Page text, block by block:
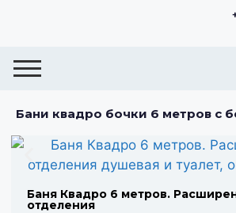
Бани квадро бочки 6 метров с
Баня Квадро 6 метров.
отделения